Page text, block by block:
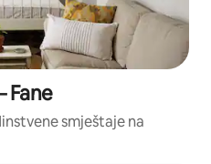
Fane
smještaje na